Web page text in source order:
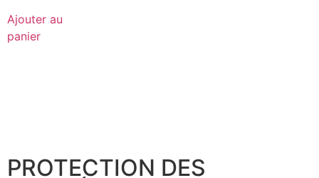
Ajouter au
panier
PROTECTION DES